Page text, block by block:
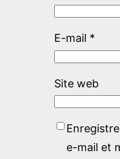
E-mail *
Site web
e-mail et